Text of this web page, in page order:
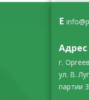
E
Адрес
г. Оргеев
ул. В.
партии